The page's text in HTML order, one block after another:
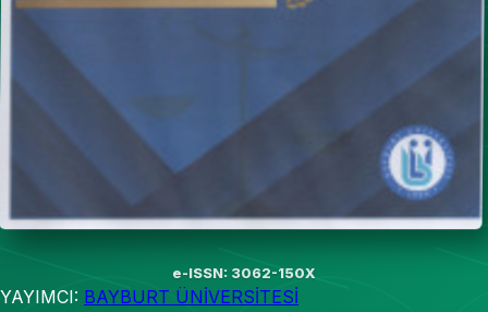
e-ISSN: 3062-150X
YAYIMCI: BAYBURT ÜNİVERSİTESİ